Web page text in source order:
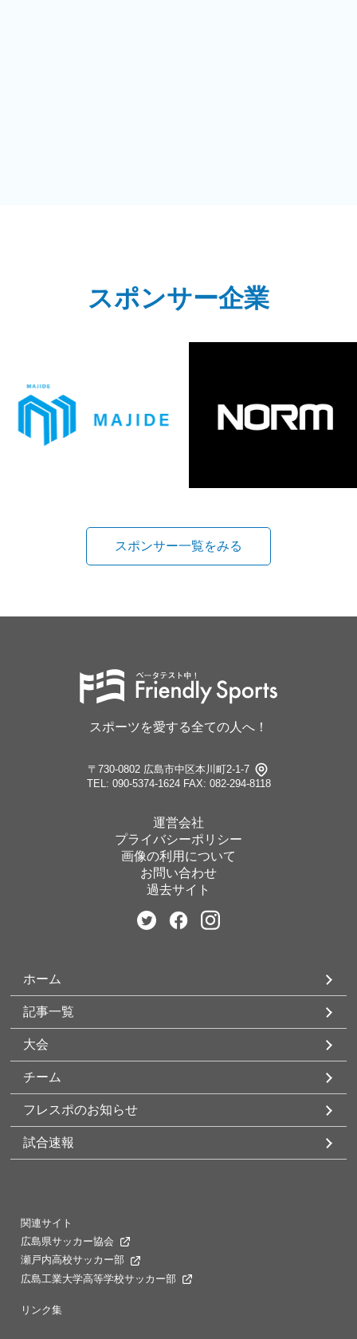
スポンサー企業
スポンサー一覧をみる
スポーツを愛する全ての人へ！
〒730-0802 広島市中区本川町2-1-7
TEL: 090-5374-1624 FAX: 082-294-8118
運営会社
プライバシーポリシー
画像の利用について
お問い合わせ
過去サイト
ホーム
記事一覧
大会
チーム
フレスポのお知らせ
試合速報
関連サイト
広島県サッカー協会
瀬戸内高校サッカー部
広島工業大学高等学校サッカー部
リンク集